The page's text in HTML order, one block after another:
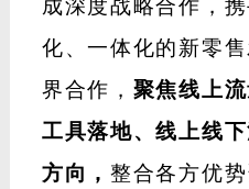
生态签约・数字赋能
本次峰会迎来重磅
门窗营销总裁叶杨